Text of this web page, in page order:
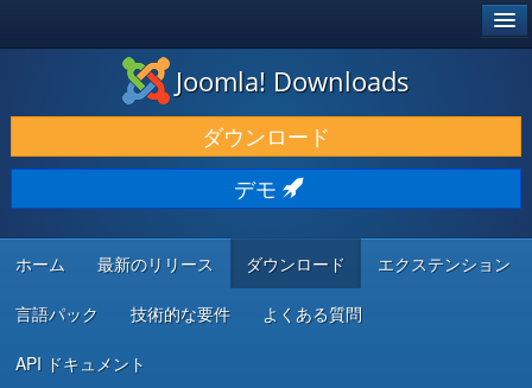
ダウンロードと機能拡張
発見と学び
コミュニティとサポート
開発者向けリソース
Joomla! Downloads
ダウンロード
デモ
ホーム 最新のリリース ダウンロード エクステンション
言語パック 技術的な要件 よくある質問
API ドキュメント